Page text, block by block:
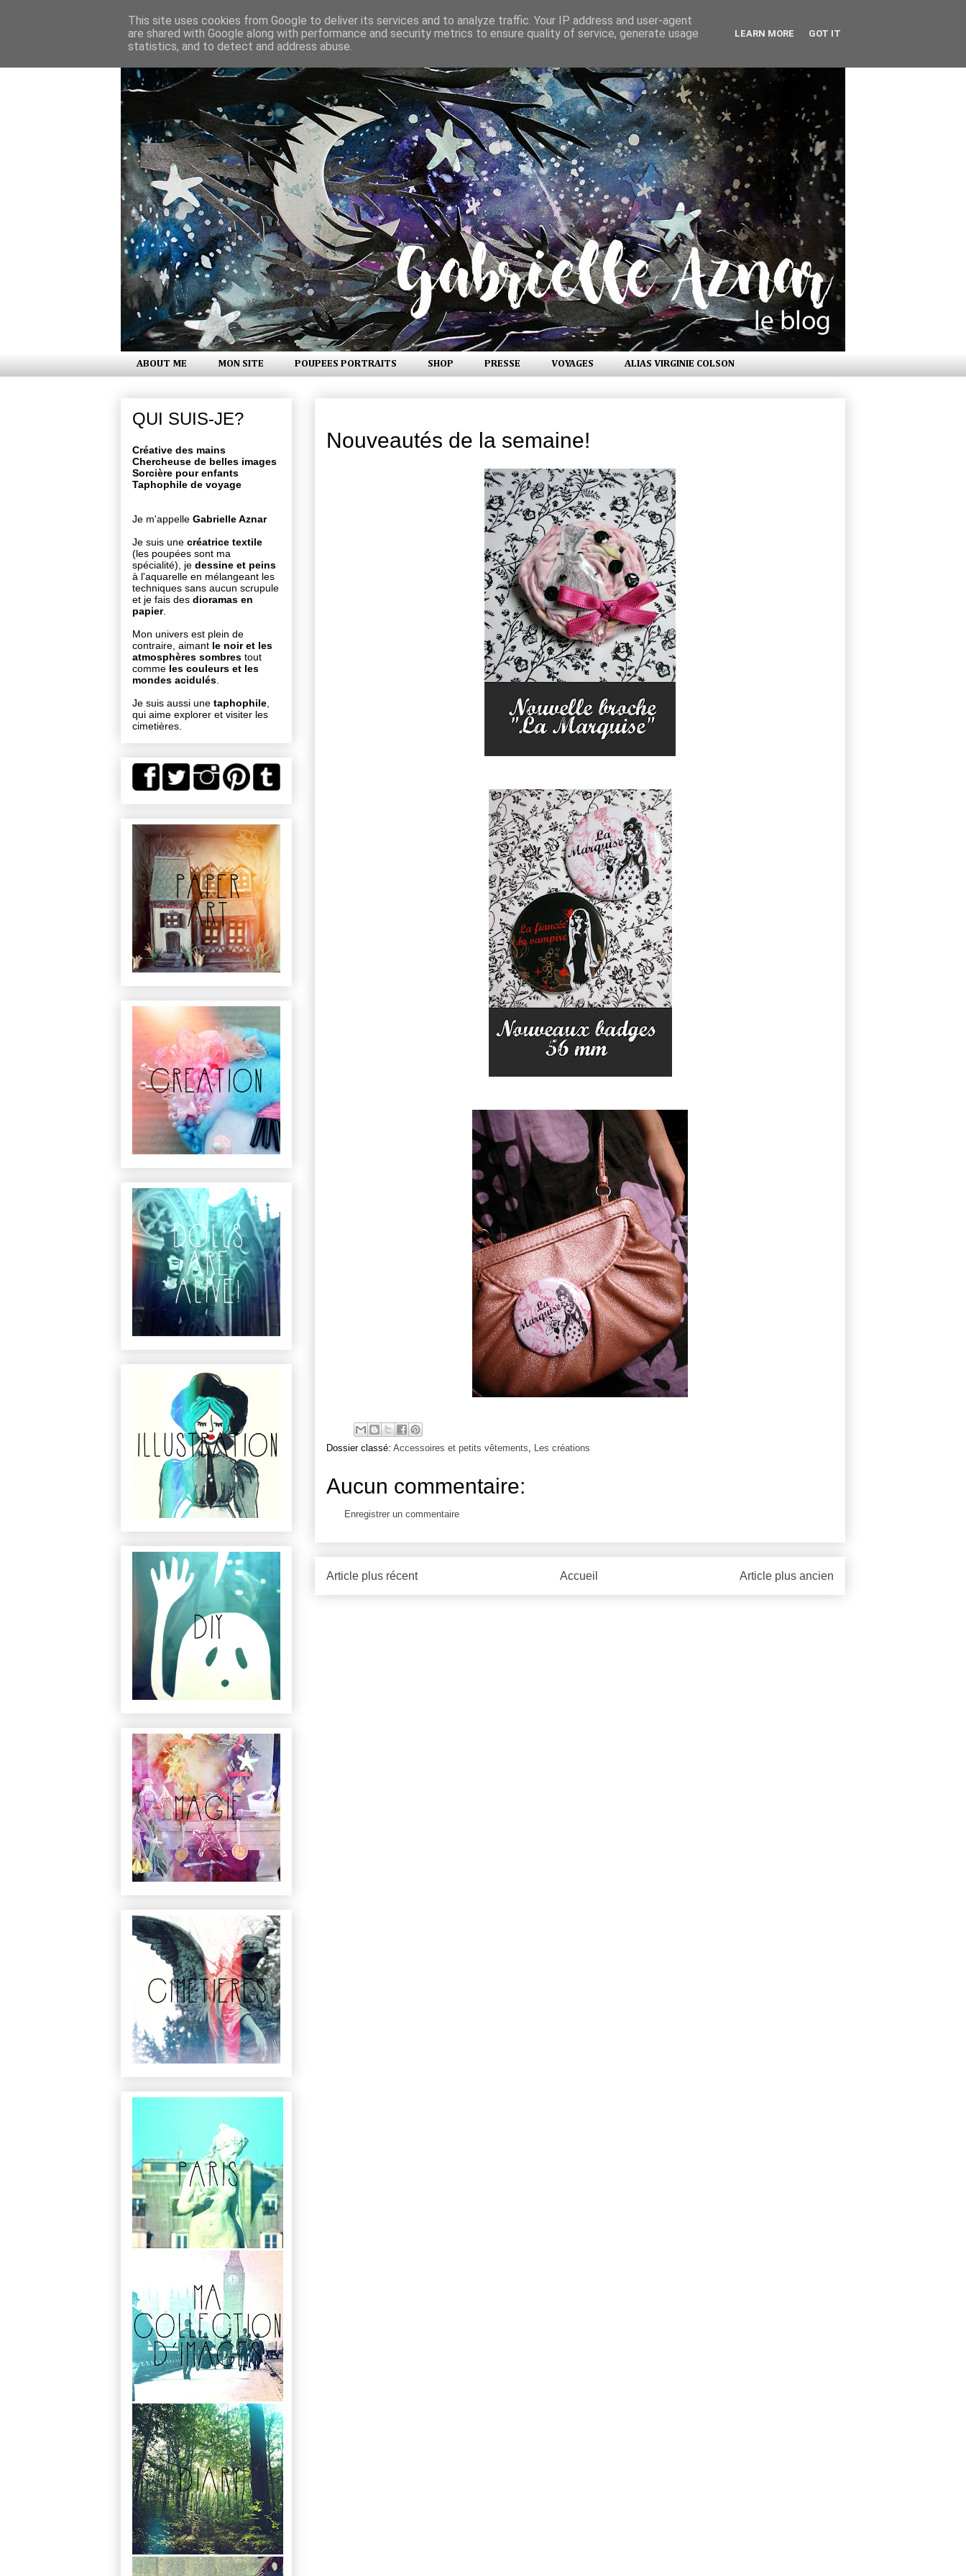
ABOUT ME MON SITE POUPEES PORTRAITS SHOP PRESSE VOYAGES ALIAS VIRGINIE COLSON
Nouveautés de la semaine!
Dossier classé: Accessoires et petits vêtements Les créations
Aucun commentaire:
Enregistrer un commentaire
Article plus récent Article plus ancien
Accueil
QUI SUIS-JE?
Créative des mains
Chercheuse de belles images
Sorcière pour enfants
Taphophile de voyage
Je m'appelle Gabrielle Aznar
Je suis une créatrice textile
(les poupées sont ma
spécialité), je dessine et peins
à l'aquarelle en mélangeant les
techniques sans aucun scrupule
et je fais des dioramas en
papier.
Mon univers est plein de
contraire, aimant le noir et les
atmosphères sombres tout
comme les couleurs et les
mondes acidulés
Je suis aussi une taphophile
qui aime explorer et visiter les
cimetières.
This site uses cookies from Google to deliver its services and to analyze traffic. Your IP address and user-agent
are shared with Google along with performance and security metrics to ensure quality of service, generate usage
statistics, and to detect and address abuse.
LEARN MORE GOT IT